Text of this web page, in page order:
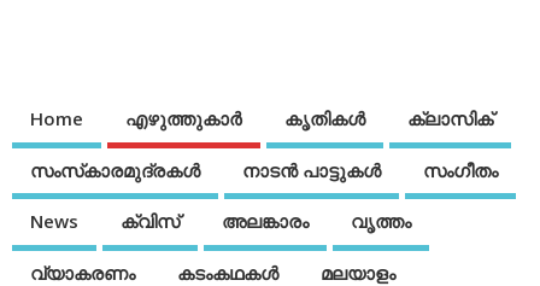
Home എഴുത്തുകാര്‍ കൃതികൾ ക്ലാസിക്
സംസ്‌കാരമുദ്രകള്‍ നാടന്‍ പാട്ടുകള്‍ സംഗീതം
News ക്വിസ് അലങ്കാരം വൃത്തം
വ്യാകരണം കടംകഥകള്‍ മലയാളം